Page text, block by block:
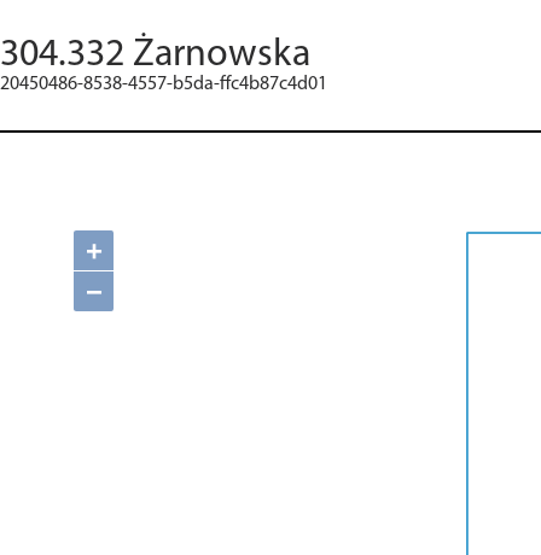
304.332 Żarnowska
20450486-8538-4557-b5da-ffc4b87c4d01
+
−